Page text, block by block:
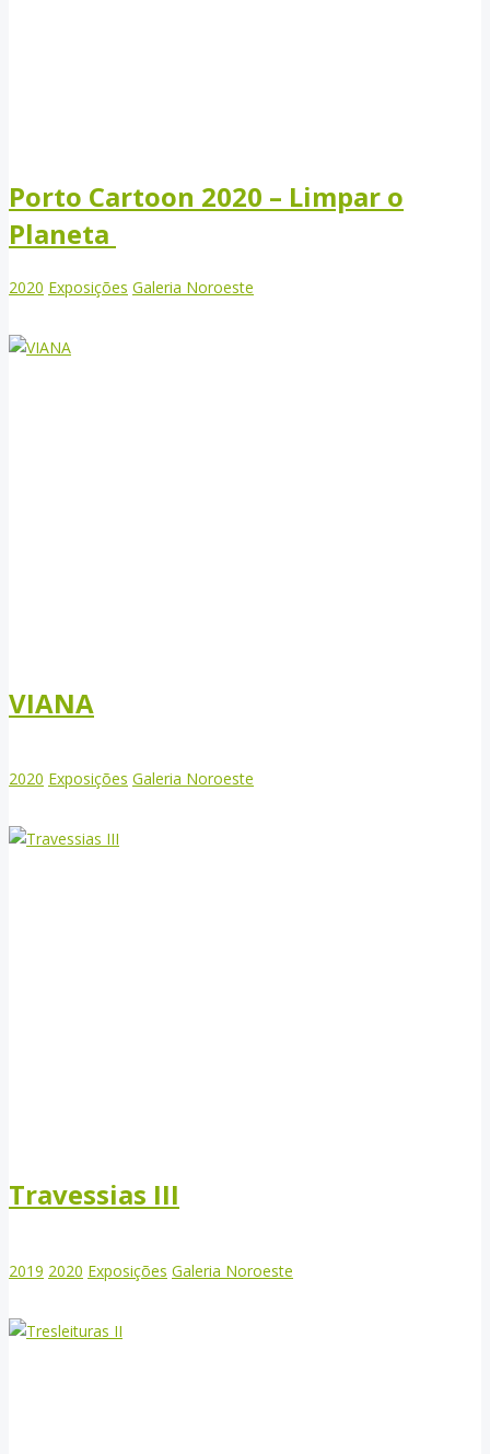
Porto Cartoon 2020 – Limpar o
Planeta
2020 Exposições Galeria Noroeste
VIANA
2020 Exposições Galeria Noroeste
Travessias III
2019 2020 Exposições Galeria Noroeste